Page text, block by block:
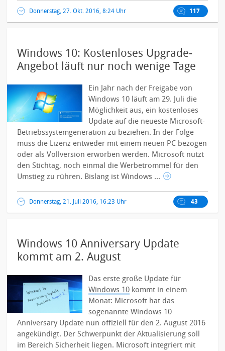
Donnerstag, 27. Okt. 2016, 8:24 Uhr 117
Windows 10: Kostenloses Upgrade-
Angebot läuft nur noch wenige Tage
Ein Jahr nach der Freigabe von
Windows 10 läuft am 29. Juli die
Möglichkeit aus, ein kostenloses
Update auf die neueste Microsoft-
Betriebssystemgeneration zu beziehen. In der Folge
muss die Lizenz entweder mit einem neuen PC bezogen
oder als Vollversion erworben werden. Microsoft nutzt
den Stichtag, noch einmal die Werbetrommel für den
Umstieg zu rühren. Bislang ist Windows ...
Donnerstag, 21. Juli 2016, 16:23 Uhr 43
Windows 10 Anniversary Update
kommt am 2. August
Das erste große Update für
Windows 10 kommt in einem
Monat: Microsoft hat das
sogenannte Windows 10
Anniversary Update nun offiziell für den 2. August 2016
angekündigt. Der Schwerpunkt der Aktualisierung soll
im Bereich Sicherheit liegen. Microsoft integriert mit